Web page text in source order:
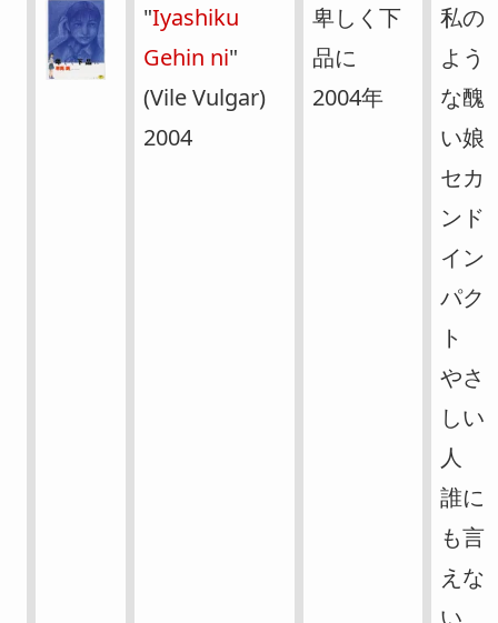
"Iyashiku
Gehin ni"
(Vile Vulgar)
2004
卑しく下
品に
2004年
私の
よう
な醜
い娘
セカ
ンド
イン
パク
ト
やさ
しい
人
誰に
も言
えな
い